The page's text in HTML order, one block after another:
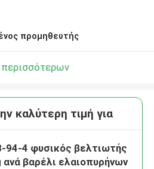
προμηθευτής
περισσότερων
καλύτερη τιμή για
94-4 φυσικός βελτιωτής
ανά βαρέλι ελαιοπυρήνων